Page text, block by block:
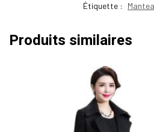
Étiquette :
Produits similaires